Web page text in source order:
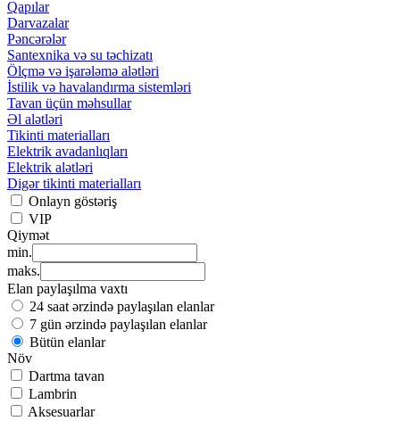
Qapılar
Darvazalar
Pəncərələr
Santexnika və su təchizatı
Ölçmə və işarələmə alətləri
İstilik və havalandırma sistemləri
Tavan üçün məhsullar
Əl alətləri
Tikinti materialları
Elektrik avadanlıqları
Elektrik alətləri
Digər tikinti materialları
Onlayn göstəriş
VIP
Qiymət
min.
maks.
Elan paylaşılma vaxtı
24 saat ərzində paylaşılan elanlar
7 gün ərzində paylaşılan elanlar
Bütün elanlar
Növ
Dartma tavan
Lambrin
Aksesuarlar